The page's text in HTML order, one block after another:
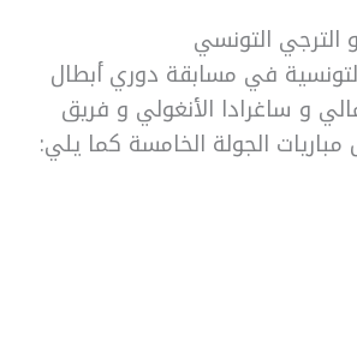
الترجي التونسي
في مسابقة دوري أبطال
و ساغرادا الأنغولي و فريق
الجولة الخامسة كما يلي: